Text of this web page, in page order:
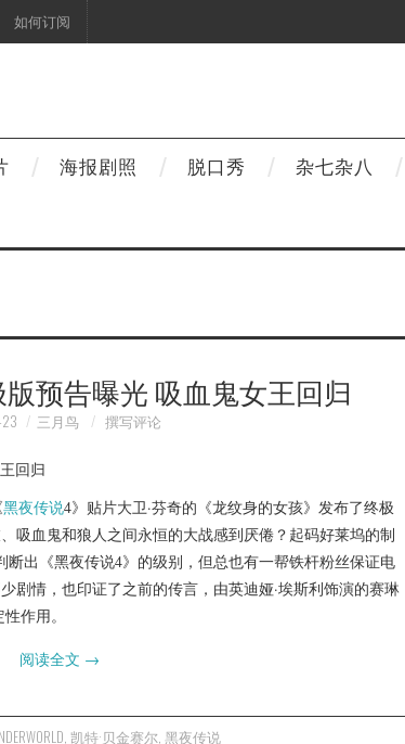
如何订阅
海报剧照 脱口秀 杂七杂八
版预告曝光 吸血鬼女王回归
23 三月鸟 撰写评论
黑夜传说4》贴片大卫·芬奇的《龙纹身的女孩》发布了终极
吸血鬼和狼人之间永恒的大战感到厌倦？起码好莱坞的制
出《黑夜传说4》的级别，但总也有一帮铁杆粉丝保证电
剧情，也印证了之前的传言，由英迪娅·埃斯利饰演的赛琳
作用。
阅读全文 →
,凯特·贝金赛尔,黑夜传说